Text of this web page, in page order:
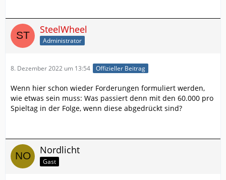
SteelWheel
Administrator
8. Dezember 2022 um 13:54 Offizieller Beitrag
Wenn hier schon wieder Forderungen formuliert werden,
wie etwas sein muss: Was passiert denn mit den 60.000 pro
Spieltag in der Folge, wenn diese abgedrückt sind?
Nordlicht
Gast